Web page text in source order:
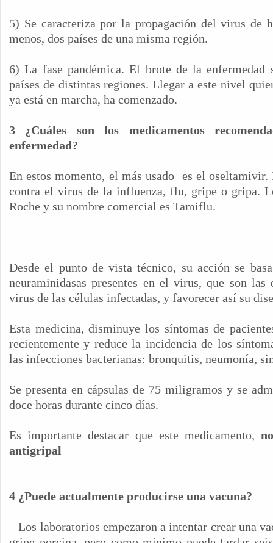
5) Se caracteriza por la propagación del virus de
menos, dos países de una misma región.
6) La fase pandémica. El brote de la enfermedad
países de distintas regiones. Llegar a este nivel
ya está en marcha, ha comenzado.
3 ¿Cuáles son los medicamentos
enfermedad?
En estos momento, el más usado es el
contra el virus de la influenza, flu, gripe o gripa.
Roche y su nombre comercial es Tamiflu.
Desde el punto de vista técnico, su acción se
neuraminidasas presentes en el virus, que son las
virus de las células infectadas, y favorecer así su
Esta medicina, disminuye los síntomas de
recientemente y reduce la incidencia de los
las infecciones bacterianas: bronquitis, neumonía,
Se presenta en cápsulas de 75 miligramos y se
doce horas durante cinco días.
Es importante destacar que este medicamento,
antigripal
4 ¿Puede actualmente producirse una vacuna?
– Los laboratorios empezaron a intentar crear una